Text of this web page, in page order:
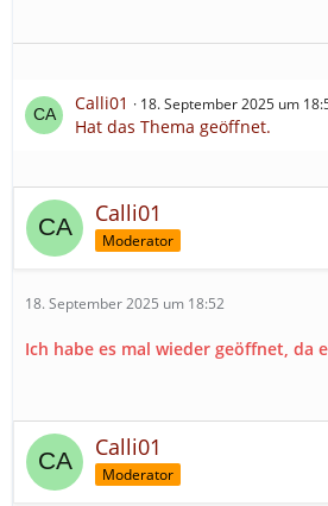
Calli01 18. September 2025 um
Hat das Thema geöffnet.
Calli01
Moderator
18. September 2025 um 18:52
Ich habe es mal wieder geöffnet, da
Calli01
Moderator